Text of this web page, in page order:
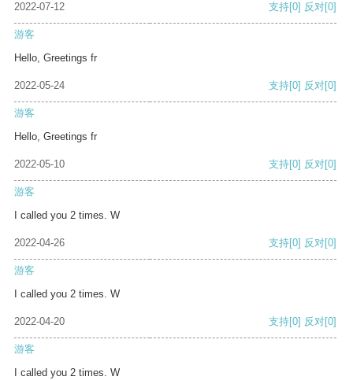
2022-07-12 支持[0] 反对[0]
游客
Hello, Greetings fr
2022-05-24 支持[0] 反对[0]
游客
Hello, Greetings fr
2022-05-10 支持[0] 反对[0]
游客
I called you 2 times. W
2022-04-26 支持[0] 反对[0]
游客
I called you 2 times. W
2022-04-20 支持[0] 反对[0]
游客
I called you 2 times. W